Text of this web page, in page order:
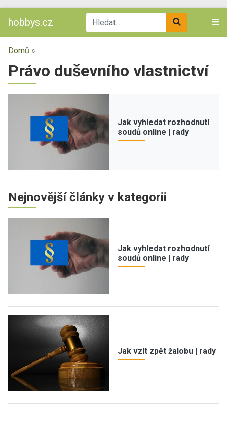
hobbys.cz
Domů »
Právo duševního vlastnictví
Jak vyhledat rozhodnutí
soudů online | rady
Nejnovější články v kategorii
Jak vyhledat rozhodnutí
soudů online | rady
Jak vzít zpět žalobu | rady